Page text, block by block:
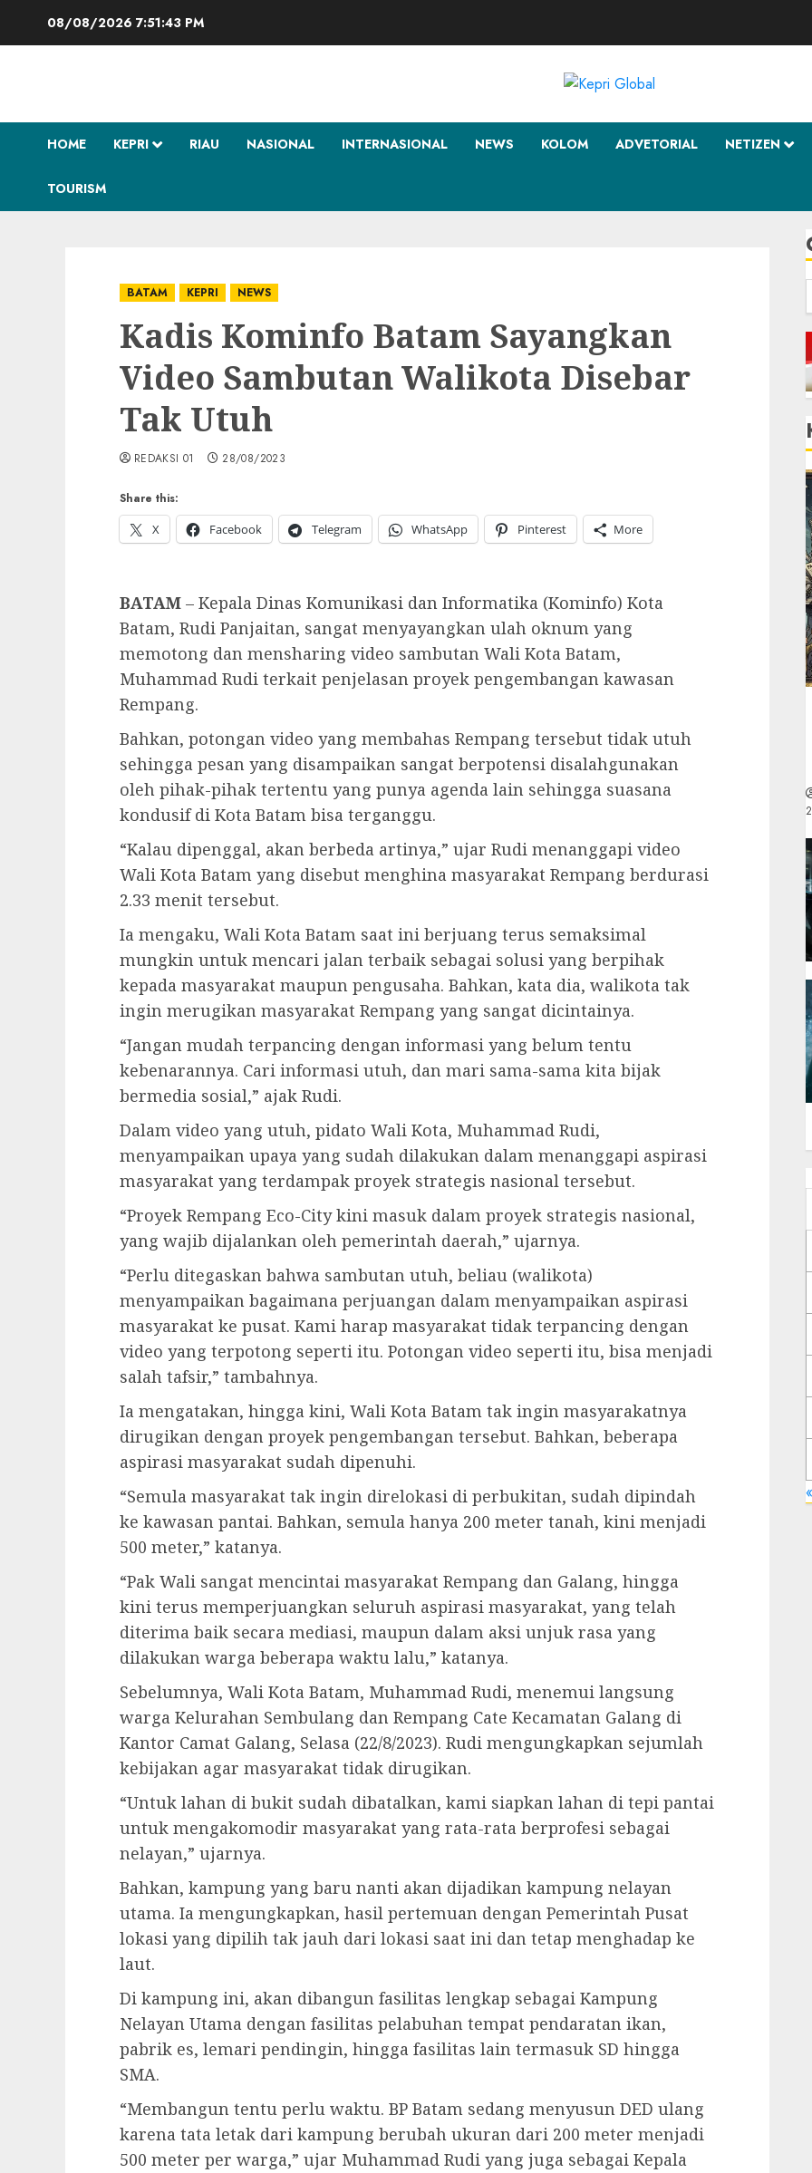
08/08/2026 7:51:44 PM
HOME KEPRI RIAU NASIONAL INTERNASIONAL NEWS KOLOM ADVETORIAL NETIZEN
TOURISM
BATAM KEPRI NEWS
Kadis Kominfo Batam Sayangkan
Video Sambutan Walikota Disebar
Tak Utuh
Share this:
X
Facebook Telegram WhatsApp Pinterest More
REDAKSI 01 28/08/2023
BATAM – Kepala Dinas Komunikasi dan Informatika (Kominfo) Kota
Batam, Rudi Panjaitan, sangat menyayangkan ulah oknum yang
memotong dan mensharing video sambutan Wali Kota Batam,
Muhammad Rudi terkait penjelasan proyek pengembangan kawasan
Rempang.
Bahkan, potongan video yang membahas Rempang tersebut tidak utuh
sehingga pesan yang disampaikan sangat berpotensi disalahgunakan
oleh pihak-pihak tertentu yang punya agenda lain sehingga suasana
kondusif di Kota Batam bisa terganggu.
“Kalau dipenggal, akan berbeda artinya,” ujar Rudi menanggapi video
Wali Kota Batam yang disebut menghina masyarakat Rempang berdurasi
2.33 menit tersebut.
Ia mengaku, Wali Kota Batam saat ini berjuang terus semaksimal
mungkin untuk mencari jalan terbaik sebagai solusi yang berpihak
kepada masyarakat maupun pengusaha. Bahkan, kata dia, walikota tak
ingin merugikan masyarakat Rempang yang sangat dicintainya.
“Jangan mudah terpancing dengan informasi yang belum tentu
kebenarannya. Cari informasi utuh, dan mari sama-sama kita bijak
bermedia sosial,” ajak Rudi.
Dalam video yang utuh, pidato Wali Kota, Muhammad Rudi,
menyampaikan upaya yang sudah dilakukan dalam menanggapi aspirasi
masyarakat yang terdampak proyek strategis nasional tersebut.
“Proyek Rempang Eco-City kini masuk dalam proyek strategis nasional,
yang wajib dijalankan oleh pemerintah daerah,” ujarnya.
“Perlu ditegaskan bahwa sambutan utuh, beliau (walikota)
menyampaikan bagaimana perjuangan dalam menyampaikan aspirasi
masyarakat ke pusat. Kami harap masyarakat tidak terpancing dengan
video yang terpotong seperti itu. Potongan video seperti itu, bisa menjadi
salah tafsir,” tambahnya.
Ia mengatakan, hingga kini, Wali Kota Batam tak ingin masyarakatnya
dirugikan dengan proyek pengembangan tersebut. Bahkan, beberapa
aspirasi masyarakat sudah dipenuhi.
“Semula masyarakat tak ingin direlokasi di perbukitan, sudah dipindah
ke kawasan pantai. Bahkan, semula hanya 200 meter tanah, kini menjadi
500 meter,” katanya.
“Pak Wali sangat mencintai masyarakat Rempang dan Galang, hingga
kini terus memperjuangkan seluruh aspirasi masyarakat, yang telah
diterima baik secara mediasi, maupun dalam aksi unjuk rasa yang
dilakukan warga beberapa waktu lalu,” katanya.
Sebelumnya, Wali Kota Batam, Muhammad Rudi, menemui langsung
warga Kelurahan Sembulang dan Rempang Cate Kecamatan Galang di
Kantor Camat Galang, Selasa (22/8/2023). Rudi mengungkapkan sejumlah
kebijakan agar masyarakat tidak dirugikan.
“Untuk lahan di bukit sudah dibatalkan, kami siapkan lahan di tepi pantai
untuk mengakomodir masyarakat yang rata-rata berprofesi sebagai
nelayan,” ujarnya.
Bahkan, kampung yang baru nanti akan dijadikan kampung nelayan
utama. Ia mengungkapkan, hasil pertemuan dengan Pemerintah Pusat
lokasi yang dipilih tak jauh dari lokasi saat ini dan tetap menghadap ke
laut.
Di kampung ini, akan dibangun fasilitas lengkap sebagai Kampung
Nelayan Utama dengan fasilitas pelabuhan tempat pendaratan ikan,
pabrik es, lemari pendingin, hingga fasilitas lain termasuk SD hingga
SMA.
“Membangun tentu perlu waktu. BP Batam sedang menyusun DED ulang
karena tata letak dari kampung berubah ukuran dari 200 meter menjadi
500 meter per warga,” ujar Muhammad Rudi yang juga sebagai Kepala